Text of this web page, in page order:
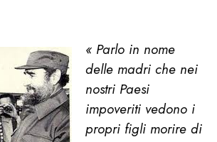
« Parlo in nome
delle madri che nei
nostri Paesi
impoveriti vedono i
propri figli morire di